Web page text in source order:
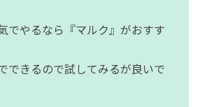
でやるなら『マルク』がおすす
できるので試してみるが良いで